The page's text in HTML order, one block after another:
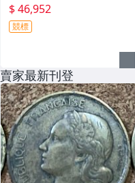
$ 46,952
競標
賣家最新刊登